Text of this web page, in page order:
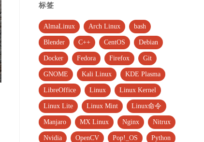
标签
AlmaLinux Arch Linux bash
Blender C++ CentOS Debian
Docker Fedora Firefox Git
GNOME Kali Linux KDE Plasma
LibreOffice Linux Linux Kernel
Linux Lite Linux Mint Linux命令
Manjaro MX Linux Nginx Nitrux
Nvidia OpenCV Pop!_OS Python